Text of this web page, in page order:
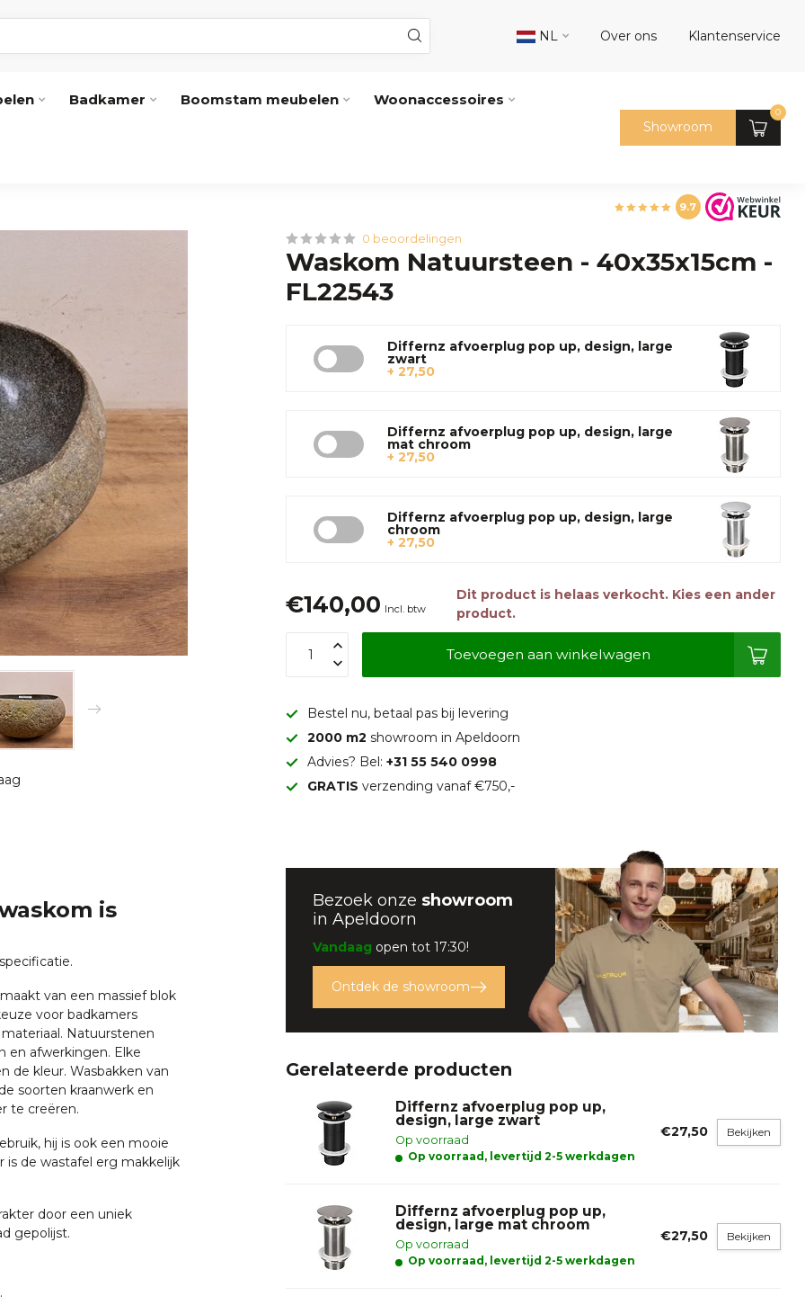
NL Over ons Klantenservice
Badkamer Boomstam meubelen Woonaccessoires
Showroom
0
9.7
0 beoordelingen
Waskom Natuursteen - 40x35x15cm -
FL22543
Differnz afvoerplug pop up, design, large
zwart
+ 27,50
Differnz afvoerplug pop up, design, large
mat chroom
+ 27,50
Differnz afvoerplug pop up, design, large
chroom
+ 27,50
€140,00 Incl. btw
Dit product is helaas verkocht. Kies een ander
product.
Toevoegen aan winkelwagen
Bestel nu, betaal pas bij levering
2000 m2showroom in Apeldoorn
Advies? Bel:+31 55 540 0998
GRATIS verzending vanaf €750,-
is
van een massief blok
voor badkamers
Natuurstenen
en afwerkingen. Elke
de kleur. Wasbakken van
soorten kraanwerk en
te creëren.
hij is ook een mooie
is de wastafel erg makkelijk
door een uniek
gepolijst.
Bezoek onze showroom
in Apeldoorn
Vandaag open tot 17:30!
Ontdek de showroom
Gerelateerde producten
Differnz afvoerplug pop up,
design, large zwart
Op voorraad
Op voorraad, levertijd 2-5 werkdagen
€27,50 Bekijken
Differnz afvoerplug pop up,
design, large mat chroom
Op voorraad
Op voorraad, levertijd 2-5 werkdagen
€27,50 Bekijken